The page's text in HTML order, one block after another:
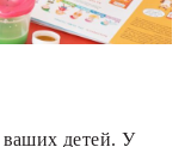
детей. У